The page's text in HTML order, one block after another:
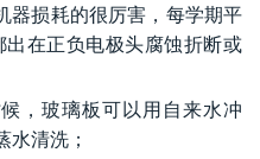
器损耗的很厉害，每学期平
出在正负电极头腐蚀折断或
，玻璃板可以用自来水冲
水清洗；